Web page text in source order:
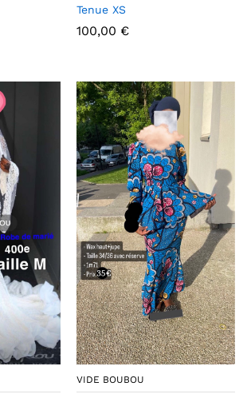
Tenue XS
100,00 €
VIDE BOUBOU